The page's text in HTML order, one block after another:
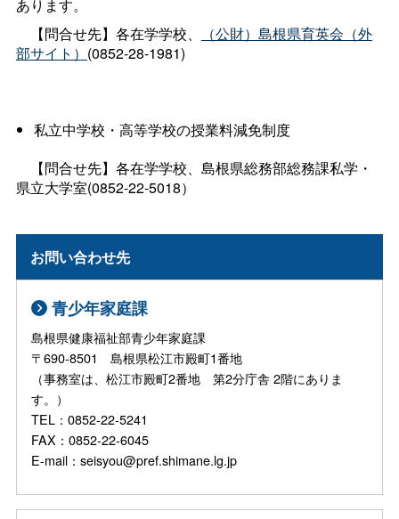
あります。
【問合せ先】各在学学校、
（公財）島根県育英会（外
部サイト） (0852-28-1981)
私立中学校・高等学校の授業料減免制度
【問合せ先】各在学学校、島根県総務部総務課私学・
県立大学室(0852-22-5018）
お問い合わせ先
青少年家庭課
島根県健康福祉部青少年家庭課
〒690-8501 島根県松江市殿町1番地
（事務室は、松江市殿町2番地 第2分庁舎 2階にありま
す。）
TEL：0852-22-5241
FAX：0852-22-6045
E-mail：seisyou@pref.shimane.lg.jp